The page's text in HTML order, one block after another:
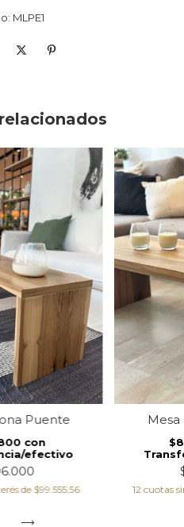
MLPE1
Puente
con
efectivo
de $99.555,56 12 cuotas